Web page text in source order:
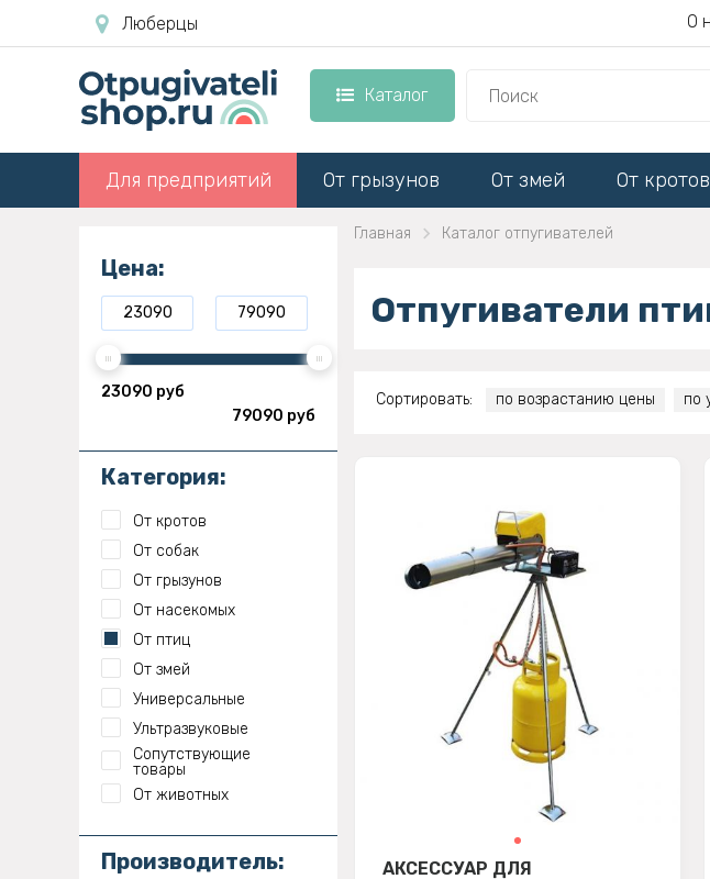
Люберцы О
Каталог
Для предприятий От грызунов От змей От кротов
Цена:
23090 руб
79090 руб
Категория:
От кротов
От собак
От грызунов
От насекомых
От птиц
От змей
Универсальные
Ультразвуковые
Сопутствующие
товары
От животных
Производитель:
Главная Каталог отпугивателей
Отпугиватели
Сортировать: по возрастанию цены по
АКСЕССУАР ДЛЯ